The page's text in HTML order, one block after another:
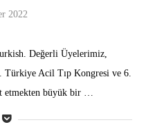
2022
Değerli Üyelerimiz,
Türkiye Acil Tıp Kongresi ve 6.
etmekten büyük bir …